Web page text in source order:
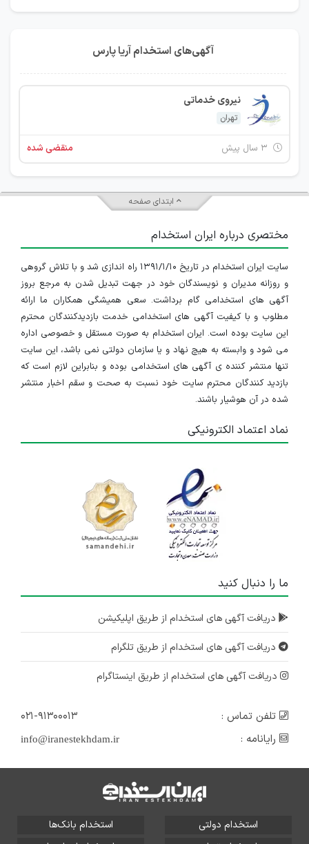
آگهی‌های استخدام آریا پارس
نیروی خدماتی
تهران
منقضی شده
ابتدای صفحه
مختصری درباره ایران استخدام
سایت ایران استخدام در تاریخ ۱۳۹۱/۱/۱۰ راه اندازی شد و با تلاش گروهی
و روزانه مدیران و نویسندگان خود در جهت تبدیل شدن به مرجع بروز
آگهی های استخدامی گام برداشت. سعی همیشگی همکاران ما ارائه
مطلوب و با کیفیت آگهی های استخدامی خدمت بازدیدکنندگان محترم
این سایت بوده است. ایران استخدام به صورت مستقل و خصوصی اداره
می شود و وابسته به هیچ نهاد و یا سازمان دولتی نمی باشد، این سایت
تنها منتشر کننده ی آگهی های استخدامی بوده و بنابراین لازم است که
بازدید کنندگان محترم سایت خود نسبت به صحت و سقم اخبار منتشر
شده در آن هوشیار باشند.
نماد اعتماد الکترونیکی
ما را دنبال کنید
دریافت آگهی های استخدام از طریق اپلیکیشن
دریافت آگهی های استخدام از طریق تلگرام
دریافت آگهی های استخدام از طریق اینستاگرام
تلفن تماس :
۰۲۱-۹۱۳۰۰۰۱۳
رایانامه :
info@iranestekhdam.ir
استخدام دولتی
استخدام بانک‌ها